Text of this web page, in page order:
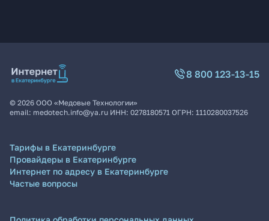
8 800 123-13-15
© 2026 ООО «Медовые Технологии»
email: medotech.info@ya.ru ИНН: 0278180571 ОГРН: 1110280037526
Тарифы в Екатеринбурге
Провайдеры в Екатеринбурге
Интернет по адресу в Екатеринбурге
Частые вопросы